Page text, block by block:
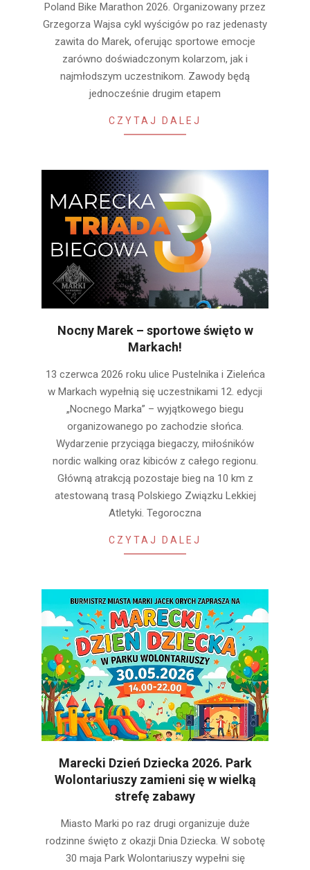
Poland Bike Marathon 2026. Organizowany przez
Grzegorza Wajsa cykl wyścigów po raz jedenasty
zawita do Marek, oferując sportowe emocje
zarówno doświadczonym kolarzom, jak i
najmłodszym uczestnikom. Zawody będą
jednocześnie drugim etapem
CZYTAJ DALEJ
Nocny Marek – sportowe święto w
Markach!
06-
12
13 czerwca 2026 roku ulice Pustelnika i Zieleńca
w Markach wypełnią się uczestnikami 12. edycji
„Nocnego Marka” – wyjątkowego biegu
organizowanego po zachodzie słońca.
Wydarzenie przyciąga biegaczy, miłośników
nordic walking oraz kibiców z całego regionu.
Główną atrakcją pozostaje bieg na 10 km z
atestowaną trasą Polskiego Związku Lekkiej
Atletyki. Tegoroczna
CZYTAJ DALEJ
Marecki Dzień Dziecka 2026. Park
Wolontariuszy zamieni się w wielką
strefę zabawy
09
Miasto Marki po raz drugi organizuje duże
rodzinne święto z okazji Dnia Dziecka. W sobotę
30 maja Park Wolontariuszy wypełni się